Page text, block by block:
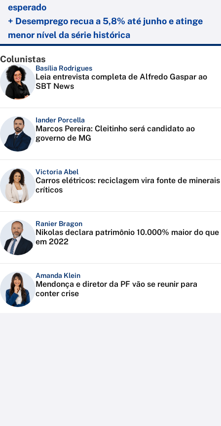
esperado
+ Desemprego recua a 5,8% até junho e atinge
menor nível da série histórica
Colunistas
Basília Rodrigues
Leia entrevista completa de Alfredo Gaspar ao
SBT News
Iander Porcella
Marcos Pereira: Cleitinho será candidato ao
governo de MG
Victoria Abel
Carros elétricos: reciclagem vira fonte de minerais
críticos
Ranier Bragon
Nikolas declara patrimônio 10.000% maior do que
em 2022
Amanda Klein
Mendonça e diretor da PF vão se reunir para
conter crise